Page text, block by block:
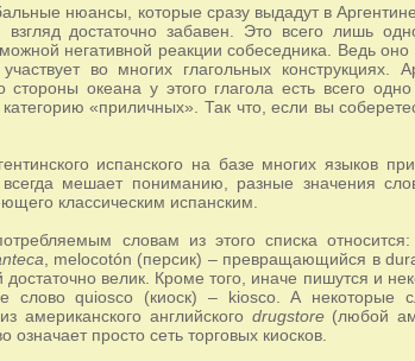
нюансы, которые сразу выдадут в
достаточно забавен. Это всего лишь
негативной реакции собеседника. Ведь
во многих глагольных
стороны океана у этого глагола есть всего
категорию «приличных». Так что, если вы
испанского на базе многих языков
мешает пониманию, разные значения
классическим испанским.
словам из этого списка
, melocotón (персик) – превращающийся в
достаточно велик. Кроме того, иначе пишутся и
слово quiosco (киоск) – kiosco. А некоторые
американского английского drugstore(любой
означает просто сеть торговых киосков.